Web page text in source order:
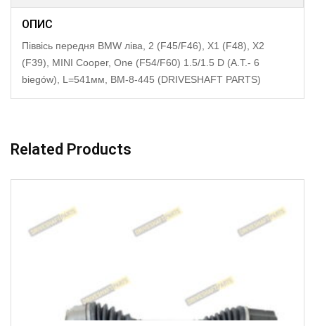
ОПИС
Піввісь передня BMW ліва, 2 (F45/F46), X1 (F48), X2
(F39), MINI Cooper, One (F54/F60) 1.5/1.5 D (A.T.- 6
biegów), L=541мм, BM-8-445 (DRIVESHAFT PARTS)
Related Products